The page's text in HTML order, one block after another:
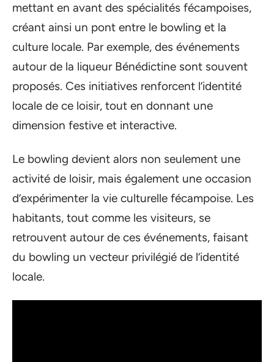
mettant en avant des spécialités fécampoises,
créant ainsi un pont entre le bowling et la
culture locale. Par exemple, des événements
autour de la liqueur Bénédictine sont souvent
proposés. Ces initiatives renforcent l’identité
locale de ce loisir, tout en donnant une
dimension festive et interactive.
Le bowling devient alors non seulement une
activité de loisir, mais également une occasion
d’expérimenter la vie culturelle fécampoise. Les
habitants, tout comme les visiteurs, se
retrouvent autour de ces événements, faisant
du bowling un vecteur privilégié de l’identité
locale.